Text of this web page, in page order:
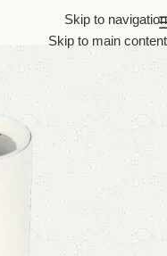
Skip to navigation
Skip to main content